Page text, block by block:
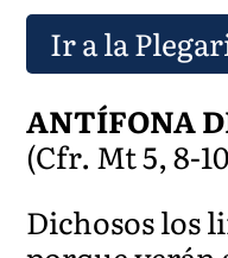
Ir a la
ANTÍFONA
(Cfr. Mt 5, 8-
Dichosos los